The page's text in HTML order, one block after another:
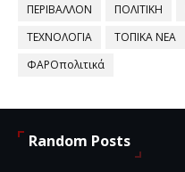
ΠΕΡΙΒΑΛΛΟΝ
ΠΟΛΙΤΙΚΗ
ΤΕΧΝΟΛΟΓΙΑ
ΤΟΠΙΚΑ ΝΕΑ
ΦΑΡΟπολιτικά
Random Posts